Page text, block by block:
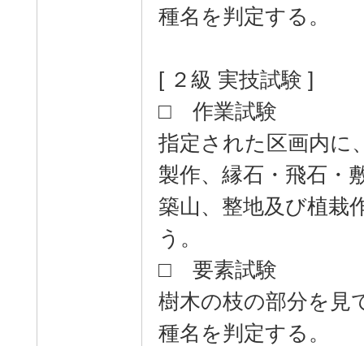
種名を判定する。
[ ２級 実技試験 ]
□ 作業試験
指定された区画内に
製作、縁石・飛石・
築山、整地及び植栽
う。
□ 要素試験
樹木の枝の部分を見
種名を判定する。